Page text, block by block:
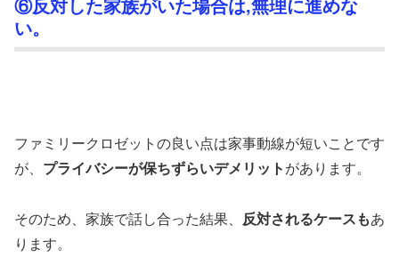
い。
ファミリークロゼットの良い点は家事動線が短いことです
が、 プライバシーが保ちずらいデメリットがあります。
そのため、家族で話し合った結果、 反対されるケースもあ
ります。